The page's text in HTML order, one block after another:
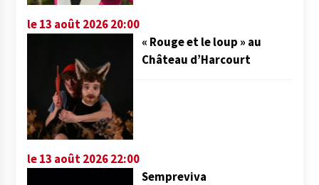
le 13 août 2026 20:00
« Rouge et le loup » au
Château d’Harcourt
le 13 août 2026 22:00
Sempreviva